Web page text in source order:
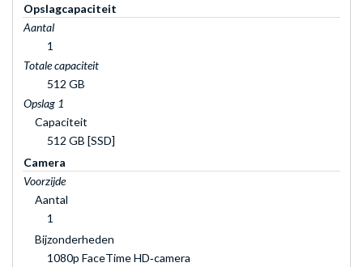
Opslagcapaciteit
Aantal
1
Totale capaciteit
512 GB
Opslag 1
Capaciteit
512 GB [SSD]
Camera
Voorzijde
Aantal
1
Bijzonderheden
1080p FaceTime HD‑camera